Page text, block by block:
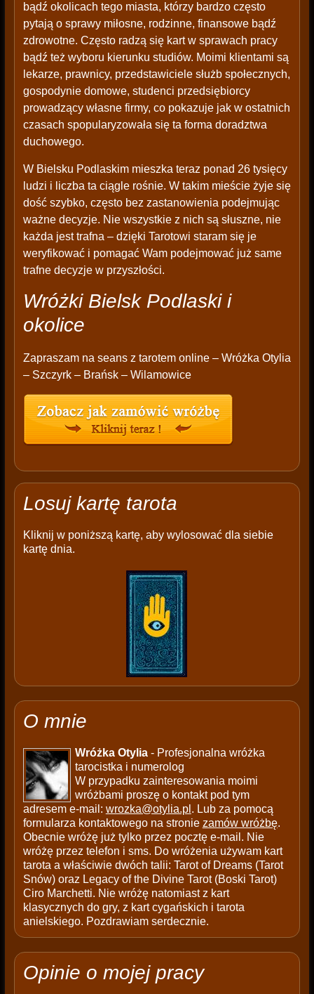
bądź okolicach tego miasta, którzy bardzo często
pytają o sprawy miłosne, rodzinne, finansowe bądź
zdrowotne. Często radzą się kart w sprawach pracy
bądź też wyboru kierunku studiów. Moimi klientami są
lekarze, prawnicy, przedstawiciele służb społecznych,
gospodynie domowe, studenci przedsiębiorcy
prowadzący własne firmy, co pokazuje jak w ostatnich
czasach spopularyzowała się ta forma doradztwa
duchowego.
W Bielsku Podlaskim mieszka teraz ponad 26 tysięcy
ludzi i liczba ta ciągle rośnie. W takim mieście żyje się
dość szybko, często bez zastanowienia podejmując
ważne decyzje. Nie wszystkie z nich są słuszne, nie
każda jest trafna – dzięki Tarotowi staram się je
weryfikować i pomagać Wam podejmować już same
trafne decyzje w przyszłości.
Wróżki Bielsk Podlaski i
okolice
Zapraszam na seans z tarotem online – Wróżka Otylia
– Szczyrk – Brańsk – Wilamowice
Losuj kartę tarota
Kliknij w poniższą kartę, aby wylosować dla siebie
kartę dnia.
O mnie
Wróżka Otylia- Profesjonalna wróżka
tarocistka i numerolog
W przypadku zainteresowania moimi
wróżbami proszę o kontakt pod tym
adresem e-mail: wrozka@otylia.pl . Lub za pomocą
formularza kontaktowego na stronie zamów wróżbę.
Obecnie wróżę już tylko przez pocztę e-mail. Nie
wróżę przez telefon i sms. Do wróżenia używam kart
tarota a właściwie dwóch talii: Tarot of Dreams (Tarot
Snów) oraz Legacy of the Divine Tarot (Boski Tarot)
Ciro Marchetti. Nie wróżę natomiast z kart
klasycznych do gry, z kart cygańskich i tarota
anielskiego. Pozdrawiam serdecznie.
Opinie o mojej pracy